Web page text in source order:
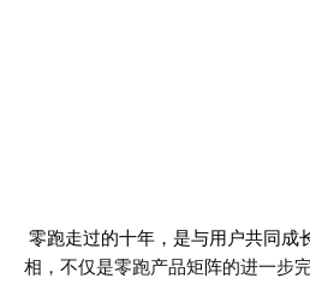
零跑走过的十年，是与用户共同成
相，不仅是零跑产品矩阵的进一步